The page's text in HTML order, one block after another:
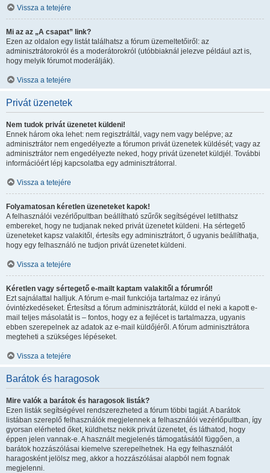
Vissza a tetejére
Mi az az „A csapat” link?
Ezen az oldalon egy listát találhatsz a fórum üzemeltetőiről: az
adminisztrátorokról és a moderátorokról (utóbbiaknál jelezve például azt is,
hogy melyik fórumot moderálják).
Vissza a tetejére
Privát üzenetek
Nem tudok privát üzenetet küldeni!
Ennek három oka lehet: nem regisztráltál, vagy nem vagy belépve; az
adminisztrátor nem engedélyezte a fórumon privát üzenetek küldését; vagy az
adminisztrátor nem engedélyezte neked, hogy privát üzenetet küldjél. További
információért lépj kapcsolatba egy adminisztrátorral.
Vissza a tetejére
Folyamatosan kéretlen üzeneteket kapok!
A felhasználói vezérlőpultban beállítható szűrők segítségével letilthatsz
embereket, hogy ne tudjanak neked privát üzenetet küldeni. Ha sértegető
üzeneteket kapsz valakitől, értesíts egy adminisztrátort, ő ugyanis beállíthatja,
hogy egy felhasználó ne tudjon privát üzenetet küldeni.
Vissza a tetejére
Kéretlen vagy sértegető e-mailt kaptam valakitől a fórumról!
Ezt sajnálattal halljuk. A fórum e-mail funkciója tartalmaz ez irányú
óvintézkedéseket. Értesítsd a fórum adminisztrátorát, küldd el neki a kapott e-
mail teljes másolatát is – fontos, hogy ez a fejlécet is tartalmazza, ugyanis
ebben szerepelnek az adatok az e-mail küldőjéről. A fórum adminisztrátora
megteheti a szükséges lépéseket.
Vissza a tetejére
Barátok és haragosok
Mire valók a barátok és haragosok listák?
Ezen listák segítségével rendszerezheted a fórum többi tagját. A barátok
listában szereplő felhasználók megjelennek a felhasználói vezérlőpultban, így
gyorsan elérheted őket, küldhetsz nekik privát üzenetet, és láthatod, hogy
éppen jelen vannak-e. A használt megjelenés támogatásától függően, a
barátok hozzászólásai kiemelve szerepelhetnek. Ha egy felhasználót
haragosként jelölsz meg, akkor a hozzászólásai alapból nem fognak
megjelenni.